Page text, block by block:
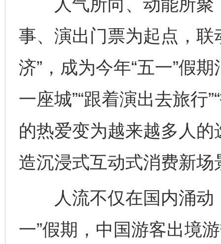
人气所向、动能所聚
事、演出门票为起点，联
济”，成为今年“五一”假
一座城”“跟着演出去旅行
的热爱变为越来越多人
造沉浸式互动式消费新
人流不仅在国内涌动
一”假期，中国游客出境